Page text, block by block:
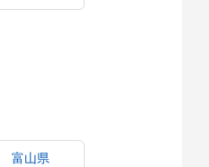
富山県